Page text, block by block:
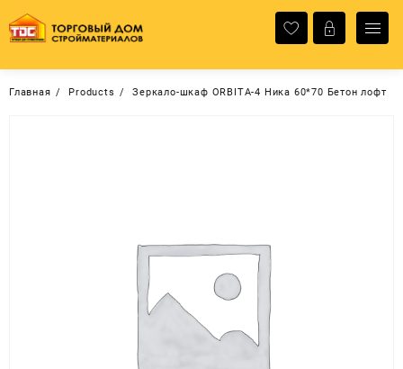
содержимому
Главная Products Зеркало-шкаф ORBITA-4 Ника 60*70 Бетон лофт